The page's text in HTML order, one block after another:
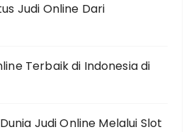
Judi Online Dari
Terbaik di Indonesia di
Judi Online Melalui Slot